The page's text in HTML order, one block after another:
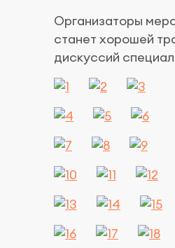
Организаторы
станет хорошей
дискуссий